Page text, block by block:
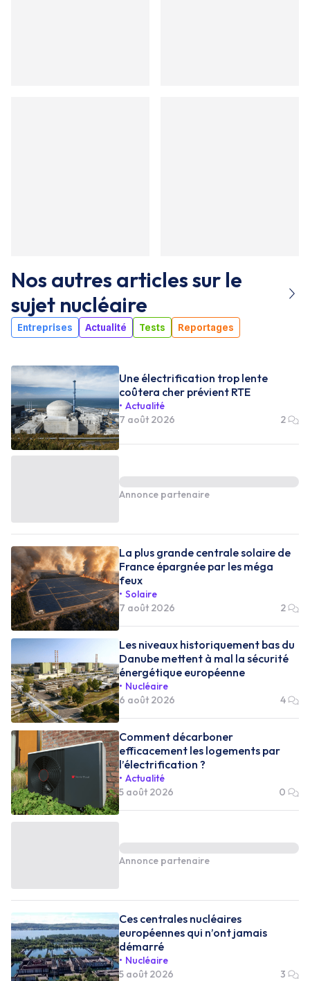
Nos autres articles sur le
sujet nucléaire
Entreprises Actualité Tests Reportages
Une électrification trop lente
coûtera cher prévient RTE
Actualité
7 août 2026
2
Annonce partenaire
La plus grande centrale solaire de
France épargnée par les méga
feux
Solaire
7 août 2026
2
Les niveaux historiquement bas du
Danube mettent à mal la sécurité
énergétique européenne
Nucléaire
6 août 2026
4
Comment décarboner
efficacement les logements par
l’électrification ?
Actualité
5 août 2026
0
Annonce partenaire
Ces centrales nucléaires
européennes qui n’ont jamais
démarré
Nucléaire
5 août 2026
3